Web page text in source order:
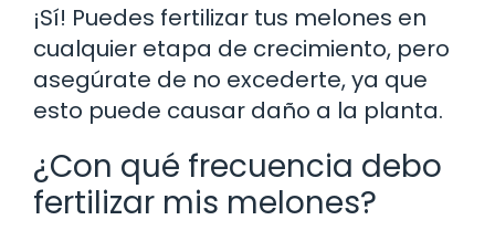
¡Sí! Puedes fertilizar tus melones en
cualquier etapa de crecimiento, pero
asegúrate de no excederte, ya que
esto puede causar daño a la planta.
¿Con qué frecuencia debo
fertilizar mis melones?